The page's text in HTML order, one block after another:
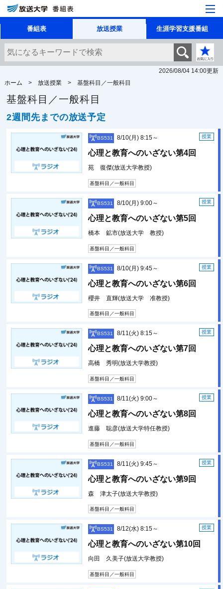
番組表 放送授業 生涯学習支援番組
2026/08/04 14:00更新
ホーム
放送授業 基盤科目／一般科目
基盤科目／一般科目
2週間先までの放送予定
BS531 授業
8/10(月) 8:15～
心理と教育へのいざない第4回
苑 復傑(放送大学教授)
基盤科目／一般科目
BS531 授業
8/10(月) 9:00～
心理と教育へのいざない第5回
橋本 鉱市(放送大学 教授)
基盤科目／一般科目
BS531 授業
8/10(月) 9:45～
心理と教育へのいざない第6回
櫻井 直輝(放送大学 准教授)
基盤科目／一般科目
BS531 授業
8/11(火) 8:15～
心理と教育へのいざない第7回
高橋 秀明(放送大学教授)
基盤科目／一般科目
BS531 授業
8/11(火) 9:00～
心理と教育へのいざない第8回
進藤 聡彦(放送大学特任教授)
基盤科目／一般科目
BS531 授業
8/11(火) 9:45～
心理と教育へのいざない第9回
森 津太子(放送大学教授)
基盤科目／一般科目
BS531 授業
8/12(水) 8:15～
心理と教育へのいざない第10回
向田 久美子(放送大学教授)
基盤科目／一般科目